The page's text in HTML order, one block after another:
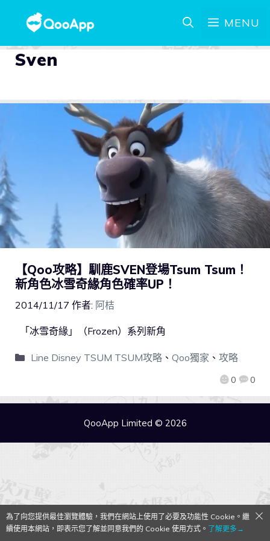
MENU
Sven
【Qoo攻略】馴鹿SVEN登場Tsum Tsum！
新角色冰雪奇緣角色確率UP！
2014/11/17 作者: 阿桔
0 0
「冰雪奇緣」（Frozen）系列新角
Line Disney TSUM TSUM攻略、 Qoo獨家 、 攻略
QooApp Limited © 2026
為了向您提供最佳瀏覽體驗，我們在網站上使用了必要及功能性 Cookie。繼
續使用本網站，即表示您了解並同意我們的 Cookie 使用方式。 了解更多→